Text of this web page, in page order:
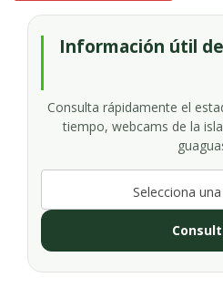
Información útil
Consulta rápidamente el
tiempo, webcams de la
Selecciona